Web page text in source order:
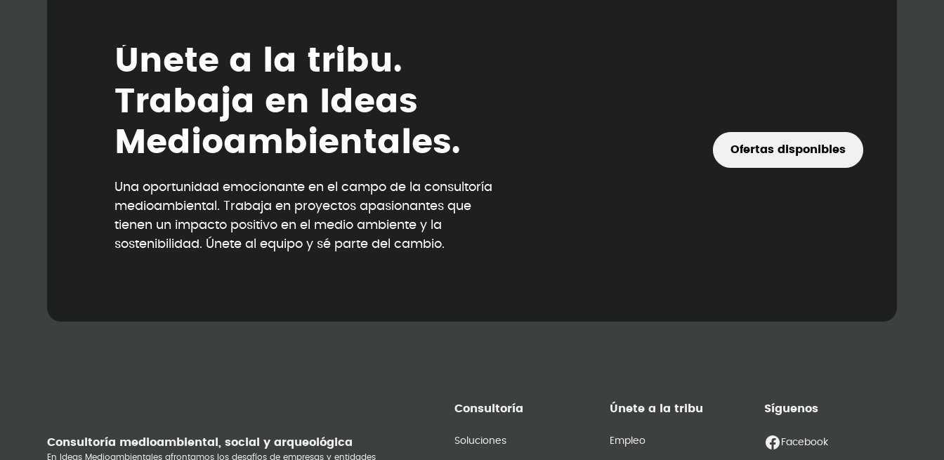
Únete a a tribu.
Trabaja en deas
M edioambienta es.
Una oportunidad emocionante en el campo de la consultoría
medioambiental. Trabaja en proyectos apasionantes que
tienen un impacto positivo en el medio ambiente y la
sostenibilidad. Únete al equipo y sé parte del cambio.
Ofertas disponibles
Consultoría medioambiental, social y arqueológica
En Ideas Medioambientales afrontamos los desafíos de empresas y entidades
Consultoría
Soluciones
Únete a la tribu
Empleo
Síguenos
Facebook